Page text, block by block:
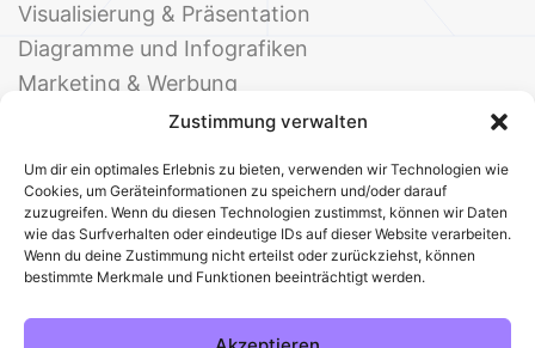
Zustimmung verwalten
Um dir ein optimales Erlebnis zu bieten, verwenden wir Technologien wie
Cookies, um Geräteinformationen zu speichern und/oder darauf
zuzugreifen. Wenn du diesen Technologien zustimmst, können wir Daten
wie das Surfverhalten oder eindeutige IDs auf dieser Website verarbeiten.
Wenn du deine Zustimmung nicht erteilst oder zurückziehst, können
bestimmte Merkmale und Funktionen beeinträchtigt werden.
Visualisierung & Präsentation
Diagramme und Infografiken
Marketing & Werbung
Events & Einladungen
© 2025 Deine Welt der Office-Vorlagen
Alle VorlagenÜber unsKontakt